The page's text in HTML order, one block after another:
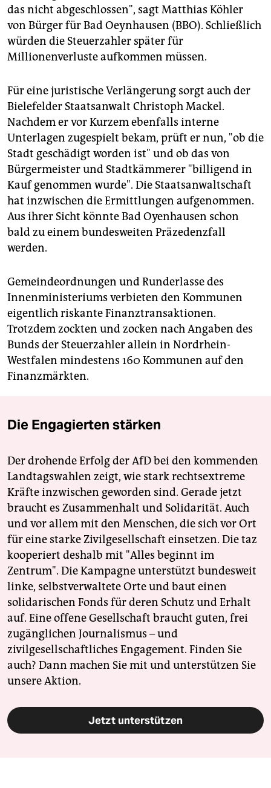
das nicht abgeschlossen", sagt Matthias Köhler
von Bürger für Bad Oeynhausen (BBO). Schließlich
würden die Steuerzahler später für
Millionenverluste aufkommen müssen.
Für eine juristische Verlängerung sorgt auch der
Bielefelder Staatsanwalt Christoph Mackel.
Nachdem er vor Kurzem ebenfalls interne
Unterlagen zugespielt bekam, prüft er nun, "ob die
Stadt geschädigt worden ist" und ob das von
Bürgermeister und Stadtkämmerer "billigend in
Kauf genommen wurde". Die Staatsanwaltschaft
hat inzwischen die Ermittlungen aufgenommen.
Aus ihrer Sicht könnte Bad Oyenhausen schon
bald zu einem bundesweiten Präzedenzfall
werden.
Gemeindeordnungen und Runderlasse des
Innenministeriums verbieten den Kommunen
eigentlich riskante Finanztransaktionen.
Trotzdem zockten und zocken nach Angaben des
Bunds der Steuerzahler allein in Nordrhein-
Westfalen mindestens 160 Kommunen auf den
Finanzmärkten.
Die Engagierten stärken
Der drohende Erfolg der AfD bei den kommenden
Landtagswahlen zeigt, wie stark rechtsextreme
Kräfte inzwischen geworden sind. Gerade jetzt
braucht es Zusammenhalt und Solidarität. Auch
und vor allem mit den Menschen, die sich vor Ort
für eine starke Zivilgesellschaft einsetzen. Die taz
kooperiert deshalb mit "Alles beginnt im
Zentrum". Die Kampagne unterstützt bundesweit
linke, selbstverwaltete Orte und baut einen
solidarischen Fonds für deren Schutz und Erhalt
auf. Eine offene Gesellschaft braucht guten, frei
zugänglichen Journalismus – und
zivilgesellschaftliches Engagement. Finden Sie
auch? Dann machen Sie mit und unterstützen Sie
unsere Aktion.
Jetzt unterstützen